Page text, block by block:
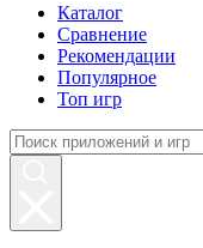
Каталог
Сравнение
Рекомендации
Популярное
Топ игр